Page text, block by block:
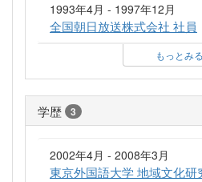
1993年4月 - 1997年12月
全国朝日放送株式会社 社員
もっとみる
学歴 3
2002年4月 - 2008年3月
東京外国語大学 地域文化